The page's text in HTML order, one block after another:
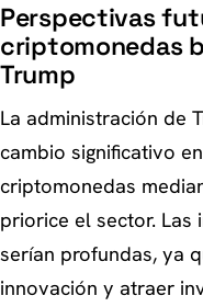
Perspectivas
criptomonedas
Trump
La administración de
cambio significativo
criptomonedas
priorice el sector. Las
serían profundas, ya
innovación y atraer